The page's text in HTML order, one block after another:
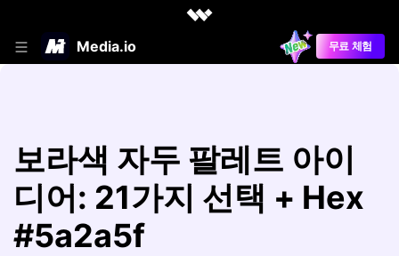
Media.io 무료 체험
보라색 자두 팔레트 아이
디어: 21가지 선택 + Hex
#5a2a5f